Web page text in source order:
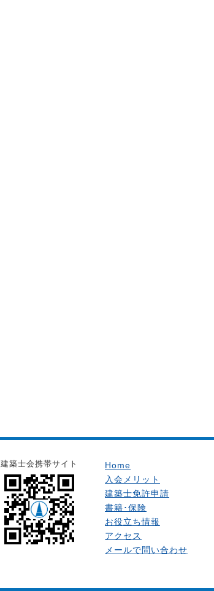
Home
入会メリット
建築士免許申請
書籍･保険
お役立ち情報
アクセス
メールで問い合わせ
建築士会携帯サイト